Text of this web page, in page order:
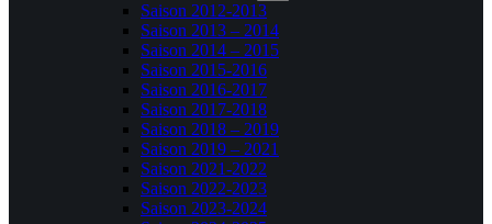
Saison 2012-2013
Saison 2013 – 2014
Saison 2014 – 2015
Saison 2015-2016
Saison 2016-2017
Saison 2017-2018
Saison 2018 – 2019
Saison 2019 – 2021
Saison 2021-2022
Saison 2022-2023
Saison 2023-2024